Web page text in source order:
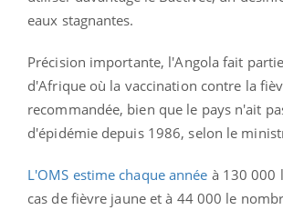
eaux stagnantes.
Précision importante, l'Angola fait
d'Afrique où la vaccination contre la
recommandée, bien que le pays n'ait
d'épidémie depuis 1986, selon le
L'OMS estime chaque année à 130 000
cas de fièvre jaune et à 44 000 le